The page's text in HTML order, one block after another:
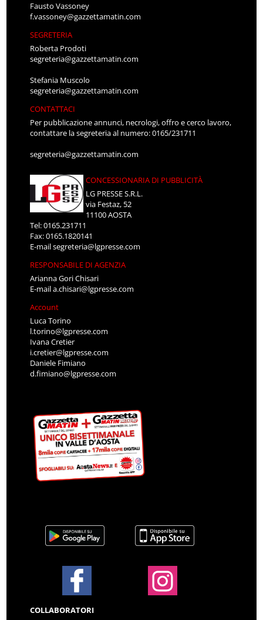
Fausto Vassoney
f.vassoney@gazzettamatin.com
SEGRETERIA
Roberta Prodoti
segreteria@gazzettamatin.com
Stefania Muscolo
segreteria@gazzettamatin.com
CONTATTACI
Per pubblicazione annunci, necrologi, offro e cerco lavoro,
contattare la segreteria al numero: 0165/231711
segreteria@gazzettamatin.com
CONCESSIONARIA DI PUBBLICITÀ
LG PRESSE S.R.L.
via Festaz, 52
11100 AOSTA
Tel: 0165.231711
Fax: 0165.1820141
E-mailsegreteria@lgpresse.com
RESPONSABILE DI AGENZIA
Arianna Gori Chisari
E-maila.chisari@lgpresse.com
Account
Luca Torino
l.torino@lgpresse.com
Ivana Cretier
i.cretier@lgpresse.com
Daniele Fimiano
d.fimiano@lgpresse.com
COLLABORATORI